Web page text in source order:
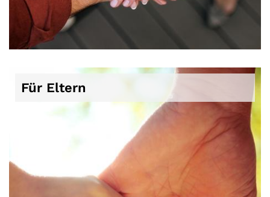
Für Eltern